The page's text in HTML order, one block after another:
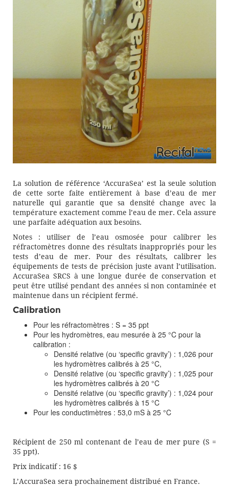
La solution de référence ‘AccuraSea’ est la seule solution
de cette sorte faite entièrement à base d’eau de mer
naturelle qui garantie que sa densité change avec la
température exactement comme l’eau de mer. Cela assure
une parfaite adéquation aux besoins.
Notes : utiliser de l’eau osmosée pour calibrer les
réfractomètres donne des résultats inappropriés pour les
tests d’eau de mer. Pour des résultats, calibrer les
équipements de tests de précision juste avant l’utilisation.
AccuraSea SRCS à une longue durée de conservation et
peut être utilisé pendant des années si non contaminée et
maintenue dans un récipient fermé.
Calibration
Pour les réfractomètres : S = 35 ppt
Pour les hydromètres, eau mesurée à 25 °C pour la
calibration :
Densité relative (ou ‘specific gravity’) : 1,026 pour
les hydromètres calibrés à 25 °C,
Densité relative (ou ‘specific gravity’) : 1,025 pour
les hydromètres calibrés à 20 °C
Densité relative (ou ‘specific gravity’) : 1,024 pour
les hydromètres calibrés à 15 °C
Pour les conductimètres : 53,0 mS à 25 °C
Récipient de 250 ml contenant de l’eau de mer pure (S =
35 ppt).
Prix indicatif : 16 $
L’AccuraSea sera prochainement distribué en France.